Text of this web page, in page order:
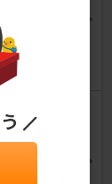
ポイラー